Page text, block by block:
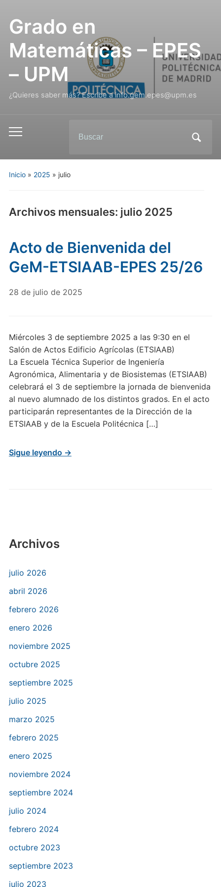
Grado en
Matemáticas – EPES
– UPM
¿Quieres saber más? Escribe a info.gem.epes@upm.es
Inicio» 2025 » julio
Archivos mensuales: julio 2025
Archivos
julio 2026
abril 2026
febrero 2026
enero 2026
noviembre 2025
octubre 2025
septiembre 2025
julio 2025
marzo 2025
febrero 2025
enero 2025
noviembre 2024
septiembre 2024
julio 2024
febrero 2024
octubre 2023
septiembre 2023
julio 2023
Acto de Bienvenida del
GeM-ETSIAAB-EPES 25/26
28 de julio de 2025
Miércoles 3 de septiembre 2025 a las 9:30 en el
Salón de Actos Edificio Agrícolas (ETSIAAB)
La Escuela Técnica Superior de Ingeniería
Agronómica, Alimentaria y de Biosistemas (ETSIAAB)
celebrará el 3 de septiembre la jornada de bienvenida
al nuevo alumnado de los distintos grados. En el acto
participarán representantes de la Dirección de la
ETSIAAB y de la Escuela Politécnica […]
Sigue leyendo →